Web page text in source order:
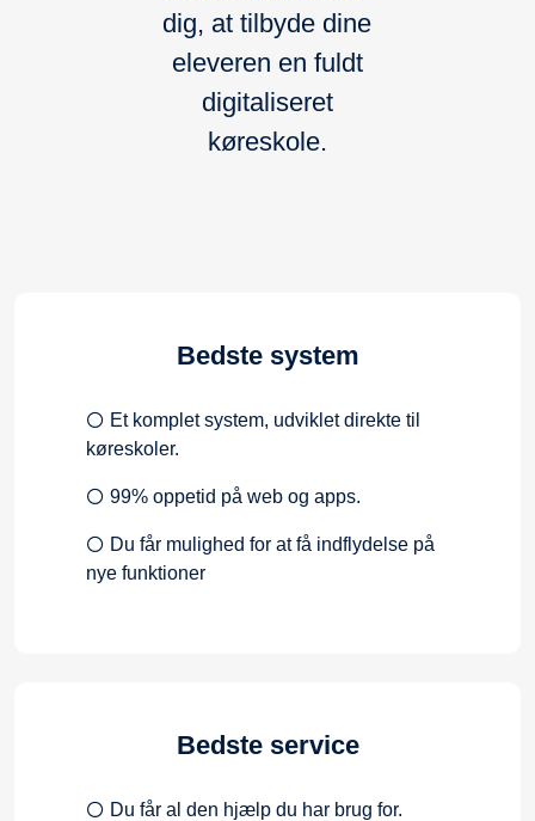
dig, at tilbyde dine
eleveren en fuldt
digitaliseret
køreskole.
Bedste system
Et komplet system, udviklet direkte til
køreskoler.
99% oppetid på web og apps.
Du får mulighed for at få indflydelse på
nye funktioner
Bedste service
Du får al den hjælp du har brug for.